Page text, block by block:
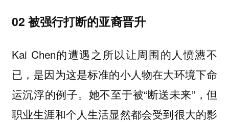
02 被强行打断的亚裔晋升
Kai Chen的遭遇之所以让周围的人愤懑不
已，是因为这是标准的小人物在大环境下命
运沉浮的例子。她不至于被“断送未来”，但
职业生涯和个人生活显然都会受到很大的影